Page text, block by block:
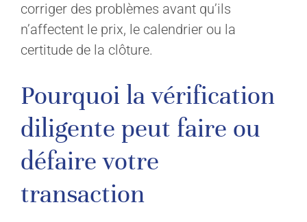
corriger des problèmes avant qu’ils
n’affectent le prix, le calendrier ou la
certitude de la clôture.
Pourquoi la vérification
diligente peut faire ou
défaire votre
transaction